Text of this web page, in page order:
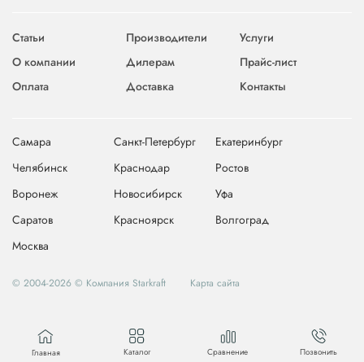
Главная Каталог Сравнение Позвонить
Статьи Производители
Услуги
О компании
Дилерам
Прайс-лист
Оплата
Доставка Контакты
Самара Санкт-Петербург
Екатеринбург
Челябинск
Краснодар
Ростов
Воронеж
Новосибирск
Уфа
Саратов
Красноярск
Волгоград
Москва
© 2004-2026 © Компания Starkraft Карта сайта